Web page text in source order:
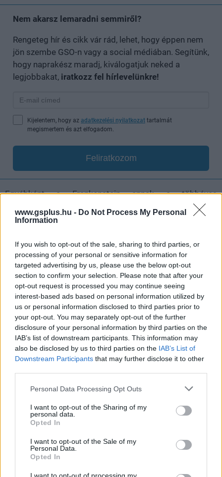
www.gsplus.hu - Do Not Process My Personal
Information
If you wish to opt-out of the sale, sharing to third parties, or
processing of your personal or sensitive information for
targeted advertising by us, please use the below opt-out
section to confirm your selection. Please note that after your
opt-out request is processed you may continue seeing
interest-based ads based on personal information utilized by
us or personal information disclosed to third parties prior to
your opt-out. You may separately opt-out of the further
disclosure of your personal information by third parties on the
IAB’s list of downstream participants. This information may
also be disclosed by us to third parties on the IAB’s List of
Downstream Participants that may further disclose it to other
Please note that this website/app uses one or more Google
not limited to your visit or usage behaviour. You may click to
grant or deny consent to Google and its third-party tags to
use your data for below specified purposes in below Google
consent section.
Personal Data Processing Opt Outs
I want to opt-out of the Sharing of my
personal data.
Opted In
I want to opt-out of the Sale of my
Personal Data.
Opted In
Nem akarsz lemaradni semmiről?
Rengeteg hír és cikk vár rád, lehet, hogy éppen nem
jön szembe GSO-n vagy a social médiában. Segítünk,
hogy naprakész maradj, kiválogatjuk neked a
legjobbakat, iratkozz fel hírlevelünkre!
Kijelentem, hogy az adatkezelési nyilatkozat tartalmát
megismertem és azt elfogadom.
Feliratkozom
Egyébként a Frankenstein annak a többéves
szerződésnek a része, amelyet a Netflix Guillermo del
Toróval kötött. Ez számos projektet magába foglal,
ezek nagy részét sajnos nem ismerjük. A vállalat
egyelőre nem kommentálta a hírt.
SMASH by Meló-Diák: Homok, zene és a nyár legjobb
hangulata – Jön a második forduló! (X)
Július végén folytatódik a balatoni strandröplabda-
sorozat.
#oscar isaac #mia goth #netflix